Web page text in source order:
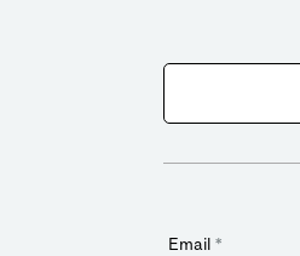
Email *